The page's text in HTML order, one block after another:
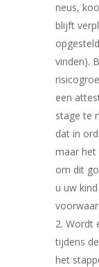
neus,
blijft
vinden).
een
stage te
dat in
maar het
om dit
u uw
Wordt
tijdens
het